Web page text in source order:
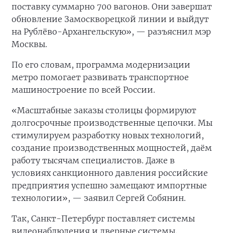
поставку суммарно 700 вагонов. Они завершат
обновление Замоскворецкой линии и выйдут
на Рублёво-Архангельскую», — разъяснил мэр
Москвы.
По его словам, программа модернизации
метро помогает развивать транспортное
машиностроение по всей России.
«Масштабные заказы столицы формируют
долгосрочные производственные цепочки. Мы
стимулируем разработку новых технологий,
создание производственных мощностей, даём
работу тысячам специалистов. Даже в
условиях санкционного давления российские
предприятия успешно замещают импортные
технологии», — заявил Сергей Собянин.
Так, Санкт-Петербург поставляет системы